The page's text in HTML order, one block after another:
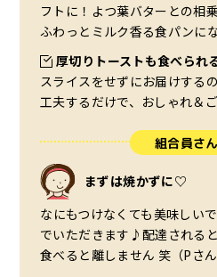
フトに！よつ葉バターとの相
ふわっとミルク香る食パンに
厚切りトーストも食べられ
スライスをせずにお届けする
工夫するだけで、おしゃれ＆
組合員さ
まずは焼かずに♡
なにもつけなくても美味しい
でいただきます♪配達される
食べると離しません 笑（Pさん